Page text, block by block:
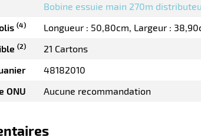
Bobine essuie main 270m
(4) Longueur : 50,80cm Largeur :
(2)
21 Cartons
48182010
ONU
Aucune recommandation